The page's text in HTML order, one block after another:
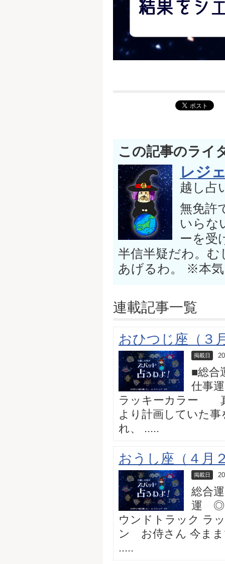
この記事のライ
レジ
越し占
無免許
いらな
ーを受
半信半疑だわ。
あげるわ。 ※本
連載記事一覧
おひつじ座（３
掲載日
■総
仕事
ラッキーカラー
より計画していた
れ、 .....
おうし座（４月
掲載日
総合
運
ウンドトラック ラ
ン お侍さん 今まま
.....